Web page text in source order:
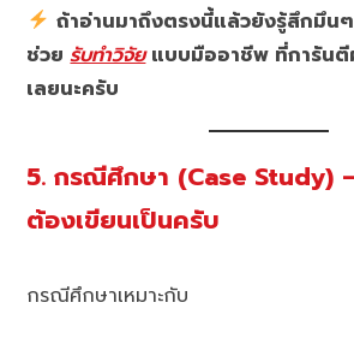
ถ้าอ่านมาถึงตรงนี้แล้วยังรู้สึกมึน
ช่วยรับทำวิจัยแบบมืออาชีพ ที่การันตี
เลยนะครับ
5. กรณีศึกษา (Case Study)
ต้องเขียนเป็นครับ
กรณีศึกษาเหมาะกับ